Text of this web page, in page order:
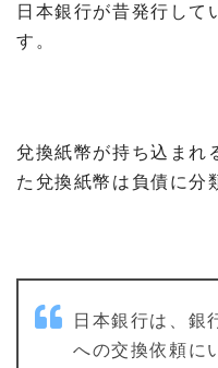
日本銀行が昔発行して
す。
兌換紙幣が持ち込まれ
た兌換紙幣は負債に分
日本銀行は、銀
への交換依頼に